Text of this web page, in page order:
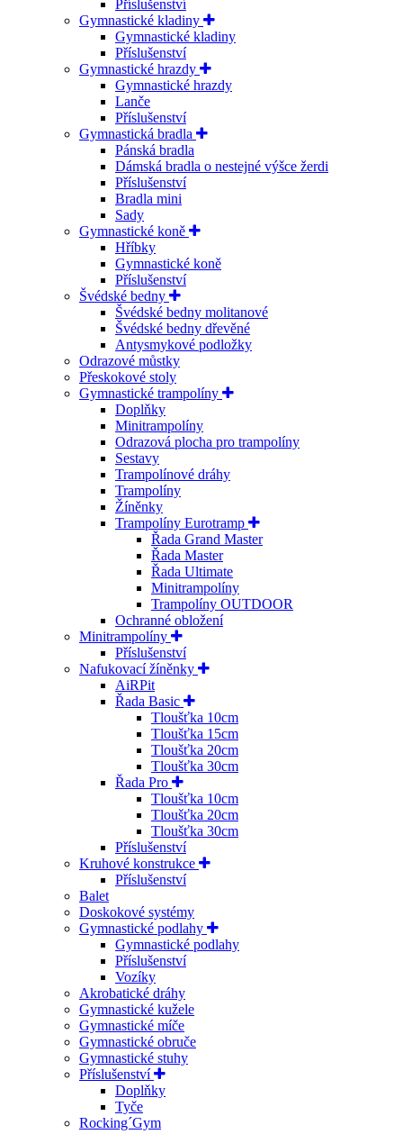
Příslušenství
Gymnastické kladiny
Gymnastické kladiny
Příslušenství
Gymnastické hrazdy
Gymnastické hrazdy
Lanče
Příslušenství
Gymnastická bradla
Pánská bradla
Dámská bradla o nestejné výšce žerdi
Příslušenství
Bradla mini
Sady
Gymnastické koně
Hříbky
Gymnastické koně
Příslušenství
Švédské bedny
Švédské bedny molitanové
Švédské bedny dřevěné
Antysmykové podložky
Odrazové můstky
Přeskokové stoly
Gymnastické trampolíny
Doplňky
Minitrampolíny
Odrazová plocha pro trampolíny
Sestavy
Trampolínové dráhy
Trampolíny
Žíněnky
Trampolíny Eurotramp
Řada Grand Master
Řada Master
Řada Ultimate
Minitrampolíny
Trampolíny OUTDOOR
Ochranné obložení
Minitrampolíny
Příslušenství
Nafukovací žíněnky
AiRPit
Řada Basic
Tloušťka 10cm
Tloušťka 15cm
Tloušťka 20cm
Tloušťka 30cm
Řada Pro
Tloušťka 10cm
Tloušťka 20cm
Tloušťka 30cm
Příslušenství
Kruhové konstrukce
Příslušenství
Balet
Doskokové systémy
Gymnastické podlahy
Gymnastické podlahy
Příslušenství
Vozíky
Akrobatické dráhy
Gymnastické kužele
Gymnastické míče
Gymnastické obruče
Gymnastické stuhy
Příslušenství
Doplňky
Tyče
Rocking´Gym